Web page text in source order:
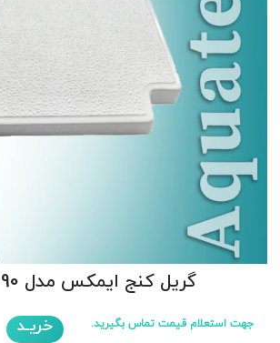
گریل کنج ایمکس مدل FT3090
جهت استعلام قیمت تماس بگیرید. خریـد